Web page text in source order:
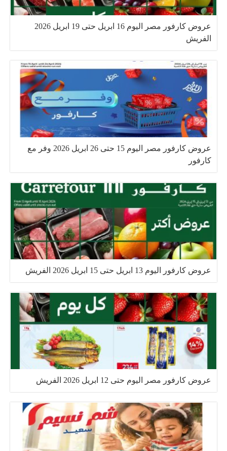
عروض كارفور مصر اليوم 16 ابريل حتى 19 ابريل 2026
الفريش
عروض كارفور مصر اليوم 15 حتى 26 ابريل 2026 وفر مع
كارفور
عروض كارفور اليوم 13 ابريل حتى 15 ابريل 2026 الفريش
عروض كارفور مصر اليوم حتى 12 ابريل 2026 الفريش